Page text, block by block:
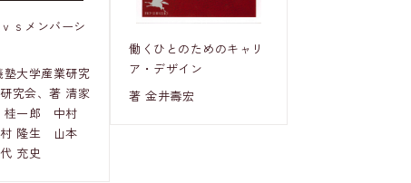
ｓメンバーシ
塾大学産業研究
究会、著 清家
一郎 中村
隆生 山本
充史
働くひとのためのキャリ
ア・デザイン
著 金井壽宏